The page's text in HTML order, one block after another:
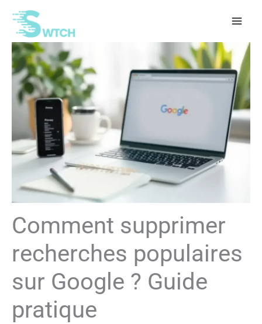
contenu
Comment supprimer
recherches populaires
sur Google ? Guide
pratique